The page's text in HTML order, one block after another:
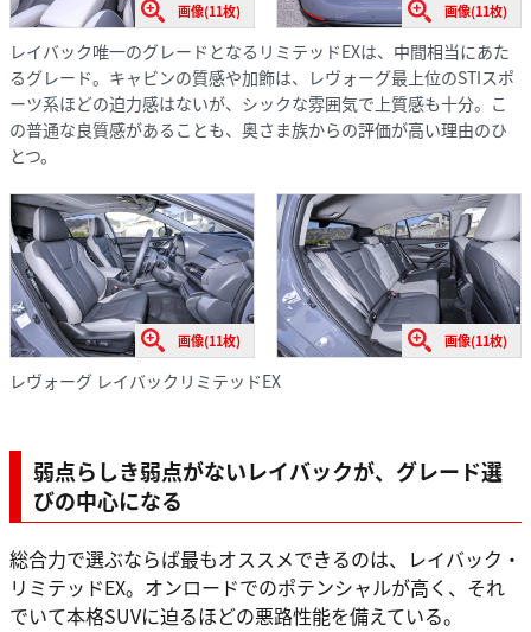
画像(11枚) 画像(11枚)
レイバック唯一のグレードとなるリミテッドEXは、中間相当にあた
るグレード。キャビンの質感や加飾は、レヴォーグ最上位のSTIスポ
ーツ系ほどの迫力感はないが、シックな雰囲気で上質感も十分。こ
の普通な良質感があることも、奥さま族からの評価が高い理由のひ
とつ。
画像(11枚) 画像(11枚)
レヴォーグ レイバックリミテッドEX
弱点らしき弱点がないレイバックが、グレード選
びの中心になる
総合力で選ぶならば最もオススメできるのは、レイバック・
リミテッドEX。オンロードでのポテンシャルが高く、それ
でいて本格SUVに迫るほどの悪路性能を備えている。